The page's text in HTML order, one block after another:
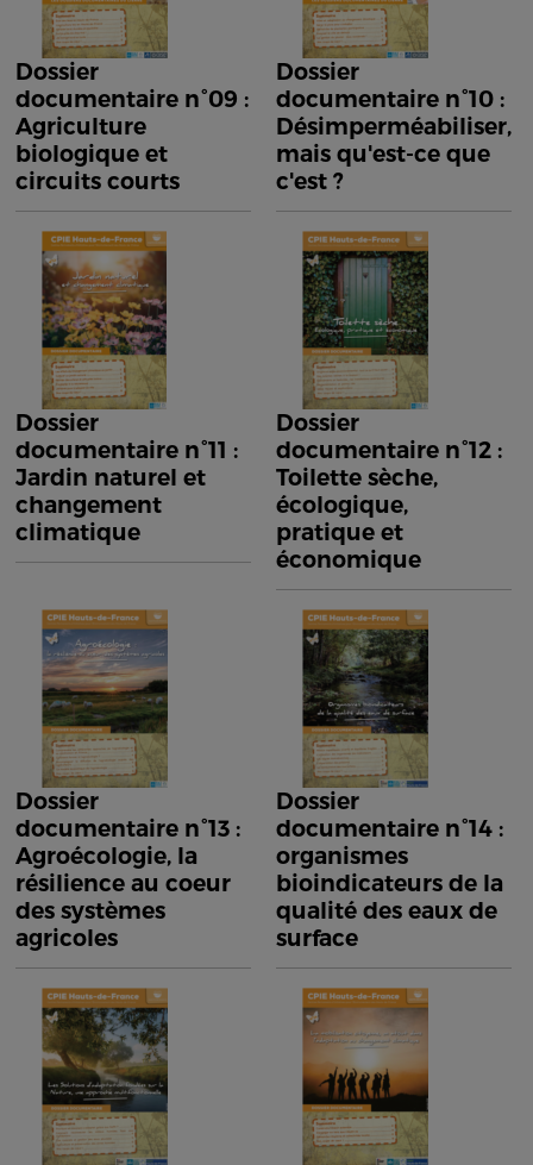
Dossier
documentaire n°09 :
Agriculture
biologique et
circuits courts
Dossier
documentaire n°10 :
Désimperméabiliser,
mais qu'est-ce que
c'est ?
Dossier
documentaire n°11 :
Jardin naturel et
changement
climatique
Dossier
documentaire n°12 :
Toilette sèche,
écologique,
pratique et
économique
Dossier
documentaire n°13 :
Agroécologie, la
résilience au coeur
des systèmes
agricoles
Dossier
documentaire n°14 :
organismes
bioindicateurs de la
qualité des eaux de
surface